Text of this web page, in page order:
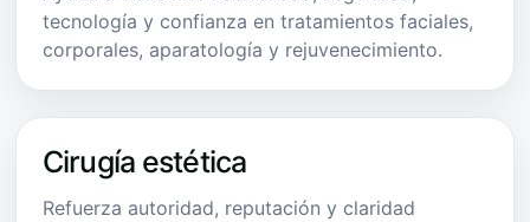
tecnología y confianza en tratamientos faciales,
corporales, aparatología y rejuvenecimiento.
Cirugía estética
Refuerza autoridad, reputación y claridad